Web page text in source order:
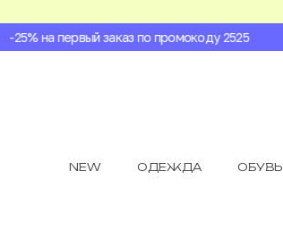
-25% на первый заказ по промокоду 2525
NEW ОДЕЖДА ОБУВЬ